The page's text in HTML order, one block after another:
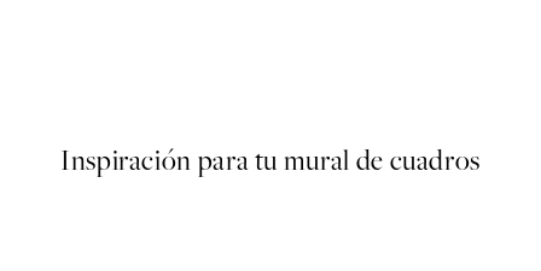
Inspiración para tu mural de cuadros